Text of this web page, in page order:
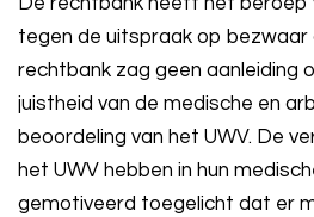
tegen de uitspraak op bezwaar
rechtbank zag geen aanleiding
juistheid van de medische en
beoordeling van het UWV. De
het UWV hebben in hun
gemotiveerd toegelicht dat er